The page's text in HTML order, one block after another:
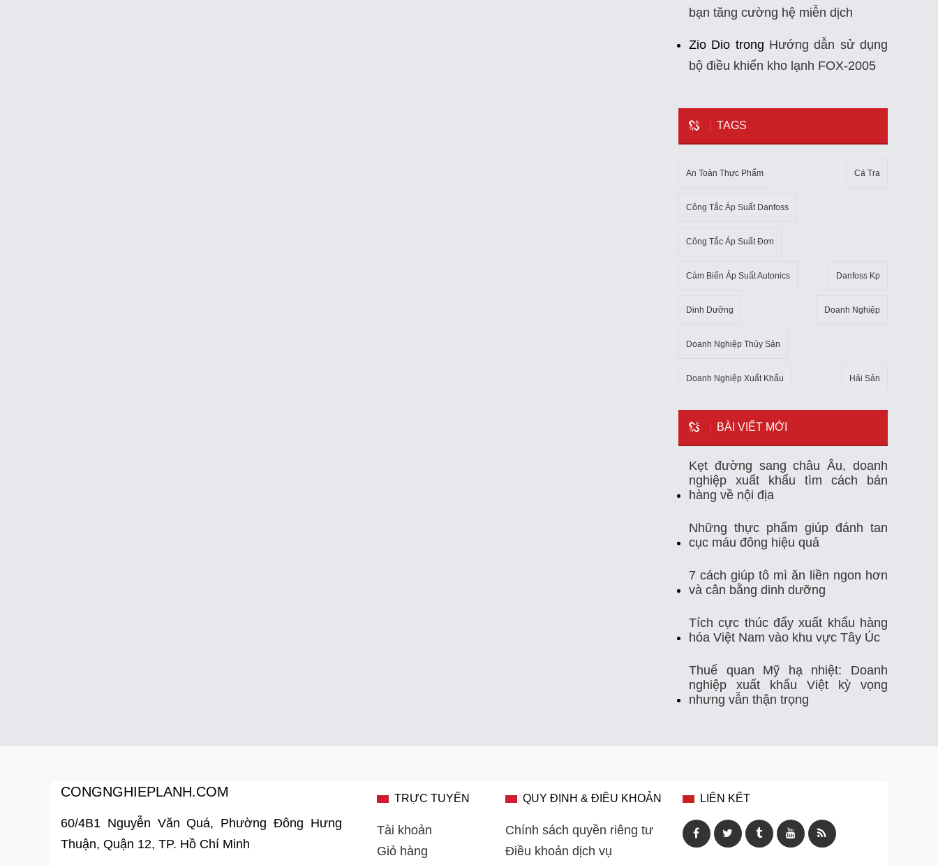
bạn tăng cường hệ miễn dịch
Zio Dio trong Hướng dẫn sử dụng
bộ điều khiển kho lạnh FOX-2005
TAGS
An Toàn Thực Phẩm Cá Tra
Công Tắc Áp Suất Danfoss
Công Tắc Áp Suất Đơn
Cảm Biến Áp Suất Autonics Danfoss Kp
Dinh Dưỡng Doanh Nghiệp
Doanh Nghiệp Thủy Sản
Doanh Nghiệp Xuất Khẩu Hải Sản
Kho Lạnh Kim Ngạch Xuất Khẩu Mẹo
Mỹ Ngành Thủy Sản Nhiệt Kế Tự Ghi
Nhập Khẩu Nuôi Trồng Thủy Sản
Tempmate-M1 Theo Dõi Nhiệt Độ
Thị Trường Xuất Khẩu Thủy Sản
Thủy Sản Việt Nam Thủy Sản Xuất Khẩu
Tự Ghi Nhiệt Độ Vasep Việt Nam
Xuất Khẩu Thuỷ Sản Việt Nam
BÀI VIẾT MỚI
Kẹt đường sang châu Âu, doanh
nghiệp xuất khẩu tìm cách bán
hàng về nội địa
Những thực phẩm giúp đánh tan
cục máu đông hiệu quả
7 cách giúp tô mì ăn liền ngon hơn
và cân bằng dinh dưỡng
Tích cực thúc đẩy xuất khẩu hàng
hóa Việt Nam vào khu vực Tây Úc
Thuế quan Mỹ hạ nhiệt: Doanh
nghiệp xuất khẩu Việt kỳ vọng
nhưng vẫn thận trọng
CONGNGHIEPLANH.COM
60/4B1 Nguyễn Văn Quá, Phường Đông Hưng
Thuận, Quận 12, TP. Hồ Chí Minh
TRỰC TUYẾN
Tài khoản
Giỏ hàng
QUY ĐỊNH & ĐIỀU KHOẢN
Chính sách quyền riêng tư
Điều khoản dịch vụ
LIÊN KẾT